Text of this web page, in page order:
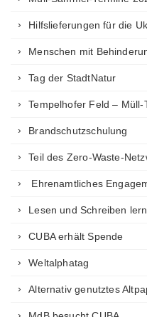
Hilfslieferungen für die
Menschen mit
Tag der StadtNatur
Tempelhofer Feld – Müll-
Brandschutzschulung
Teil des Zero-Waste-
Ehrenamtliches
Lesen und Schreiben
CUBA erhält Spende
Weltalphatag
Alternativ genutztes